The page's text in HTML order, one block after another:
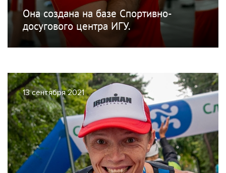
Она создана на базе Спортивно-
досугового центра ИГУ.
13 сентября 2021